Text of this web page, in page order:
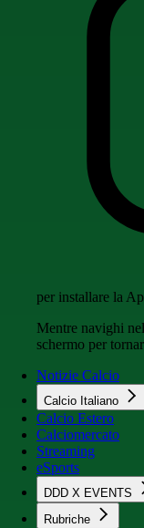
per installare la
Mentre navighi
schermo per
Notizie Calcio
Calcio Italiano
Calcio Estero
Calciomercato
Streaming
eSports
DDD X EVENTS
Rubriche